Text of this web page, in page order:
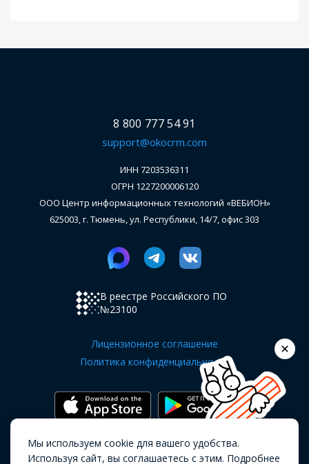
8 800 777 54 91
support@okocrm.com
ИНН 7203536311
ОГРН 1227200006120
ООО Центр информационных технологий «ВЕБИОН»
625003, г. Тюмень, ул. Республики, 14/7, офис 303
В реестре Российского ПО
№23100
Лицензионное соглашение
Политика конфиденциальности
Copyright OKOCRM © 2019 - 2026.Все
Мы используем cookie для вашего удобства.
Используя сайт, вы соглашаетесь с этим. Подробнее